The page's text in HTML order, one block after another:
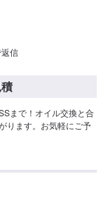
信
まで！オイル交換と合
ります。お気軽にご予